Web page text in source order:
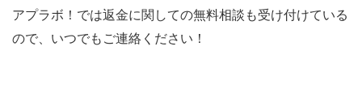
アプラボ！では返金に関しての無料相談も受け付けている
ので、いつでもご連絡ください！